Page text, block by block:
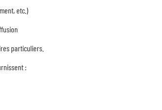
etc.)
particuliers.
: